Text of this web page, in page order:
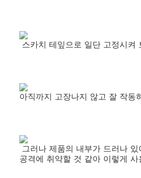
스카치 테잎으로 일단 고정시켜
아직까지 고장나지 않고 잘 작동
그러나 제품의 내부가 드러나
공격에 취약할 것 같아 이렇게